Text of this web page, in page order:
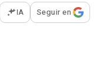
opciones para
IA Seguir en